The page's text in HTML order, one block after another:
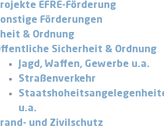
EFRE-Förderung
Förderungen
& Ordnung
Sicherheit & Ordnung
Jagd, Waffen, Gewerbe u.a.
Straßenverkehr
u.a.
und Zivilschutz